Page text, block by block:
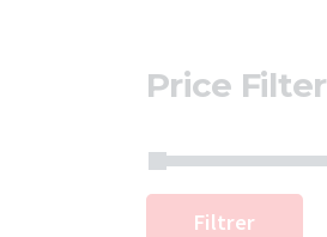
Price Filter
Filtrer